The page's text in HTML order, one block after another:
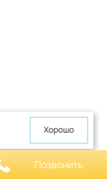
Хорошо
Позвонить